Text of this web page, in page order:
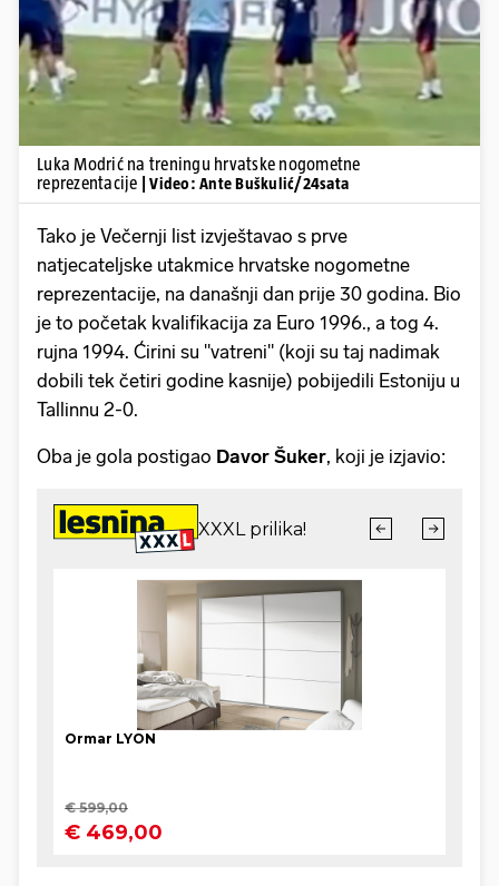
Luka Modrić na treningu hrvatske nogometne
reprezentacije
| Video: Ante Buškulić/24sata
Tako je Večernji list izvještavao s prve
natjecateljske utakmice hrvatske nogometne
reprezentacije, na današnji dan prije 30 godina. Bio
je to početak kvalifikacija za Euro 1996., a tog 4.
rujna 1994. Ćirini su "vatreni" (koji su taj nadimak
dobili tek četiri godine kasnije) pobijedili Estoniju u
Tallinnu 2-0.
Oba je gola postigao Davor Šuker, koji je izjavio: